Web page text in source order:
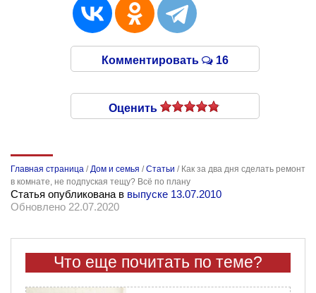
Комментировать 16
Оценить
Главная страница /Дом и семья /Статьи / Как за два дня сделать ремонт
в комнате, не подпуская тещу? Всё по плану
Статья опубликована в выпуске 13.07.2010
Обновлено 22.07.2020
Что еще почитать по теме?